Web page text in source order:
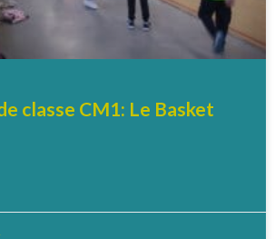
classe CM1: Le Basket